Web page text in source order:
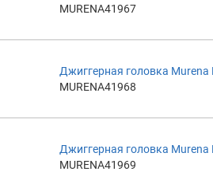
MURENA41967
Джиггерная головка Murena
MURENA41968
Джиггерная головка Murena
MURENA41969